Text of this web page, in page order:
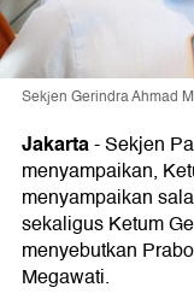
Sekjen Gerindra Ahmad
Jakarta-Sekjen
menyampaikan,
menyampaikan
sekaligus Ketum
menyebutkan
Megawati.